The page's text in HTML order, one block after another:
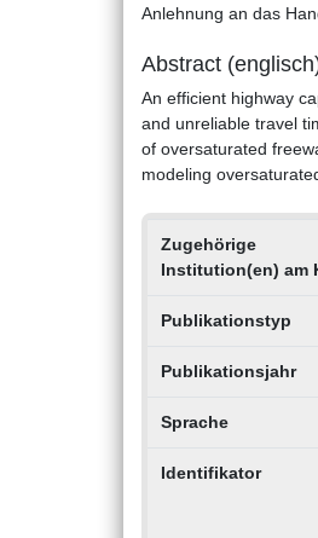
Anlehnung an das
Abstract
An efficient highway
and unreliable travel
of oversaturated
modeling
Zugehörige
Institution(en) am
Publikationstyp
Publikationsjahr
Sprache
Identifikator